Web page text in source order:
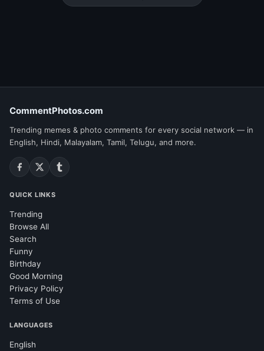
CommentPhotos.com
Trending memes & photo comments for every social network — in
English, Hindi, Malayalam, Tamil, Telugu, and more.
QUICK LINKS
Trending
Browse All
Search
Funny
Birthday
Good Morning
Privacy Policy
Terms of Use
LANGUAGES
English